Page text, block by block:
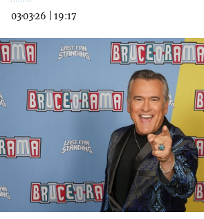
03·03·26
19:17